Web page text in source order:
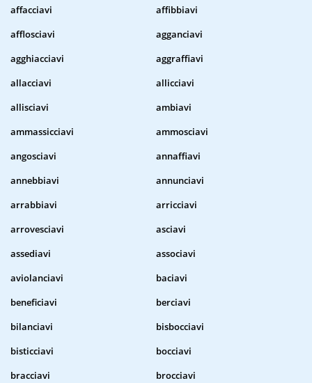
affacciavi
affibbiavi
afflosciavi
agganciavi
agghiacciavi
aggraffiavi
allacciavi
allicciavi
allisciavi
ambiavi
ammassicciavi
ammosciavi
angosciavi
annaffiavi
annebbiavi
annunciavi
arrabbiavi
arricciavi
arrovesciavi
asciavi
assediavi
associavi
aviolanciavi
baciavi
beneficiavi
berciavi
bilanciavi
bisbocciavi
bisticciavi
bocciavi
bracciavi
brocciavi